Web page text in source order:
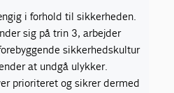
i forhold til sikkerheden.
sig på trin 3, arbejder
sikkerhedskultur
at undgå ulykker.
prioriteret og sikrer dermed